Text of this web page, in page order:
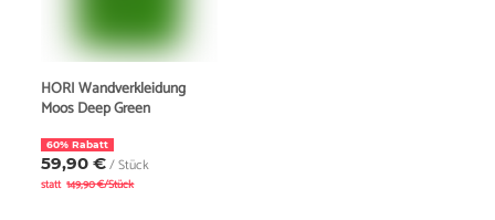
HORI Wandverkleidung
Moos Deep Green
60% Rabatt
59,90 €/ Stück
statt 149,90 €/Stück